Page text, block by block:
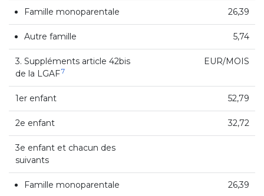
Famille monoparentale 26,39
Autre famille 5,74
3. Suppléments article 42bis
de la LGAF7
EUR/MOIS
1er enfant 52,79
2e enfant 32,72
3e enfant et chacun des
suivants
Famille monoparentale 26,39